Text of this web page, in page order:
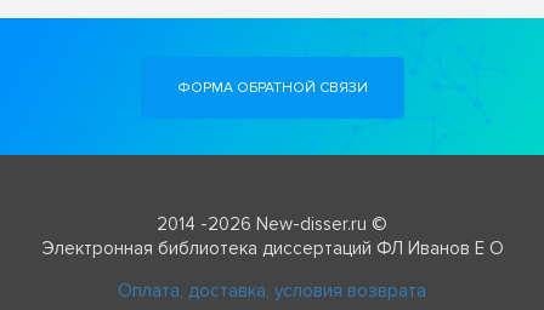
ФОРМА ОБРАТНОЙ СВЯЗИ
2014 -2026 New-disser.ru ©
Электронная библиотека диссертаций ФЛ Иванов Е О
Оплата, доставка, условия возврата